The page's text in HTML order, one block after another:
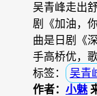
吴青峰走出
剧《加油，
曲是日剧《
手高桥优，
标签：
吴青
作者： 小魅